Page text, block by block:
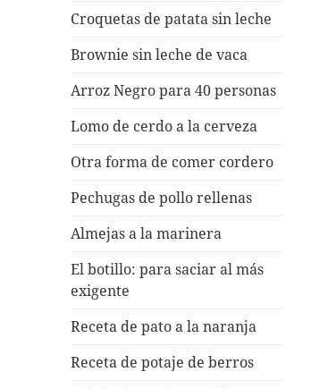
Croquetas de patata sin leche
Brownie sin leche de vaca
Arroz Negro para 40 personas
Lomo de cerdo a la cerveza
Otra forma de comer cordero
Pechugas de pollo rellenas
Almejas a la marinera
El botillo: para saciar al más
exigente
Receta de pato a la naranja
Receta de potaje de berros